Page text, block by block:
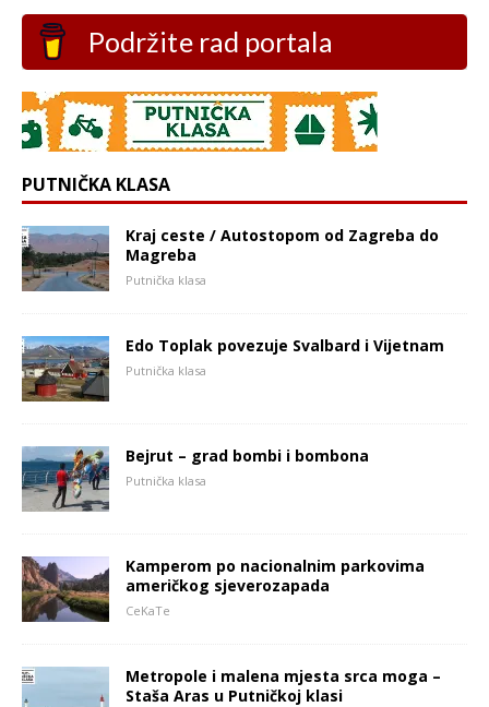
Podržite rad portala
PUTNIČKA KLASA
Kraj ceste / Autostopom od Zagreba do
Magreba
Putnička klasa
Edo Toplak povezuje Svalbard i Vijetnam
Putnička klasa
Bejrut – grad bombi i bombona
Putnička klasa
Kamperom po nacionalnim parkovima
američkog sjeverozapada
CeKaTe
Metropole i malena mjesta srca moga –
Staša Aras u Putničkoj klasi